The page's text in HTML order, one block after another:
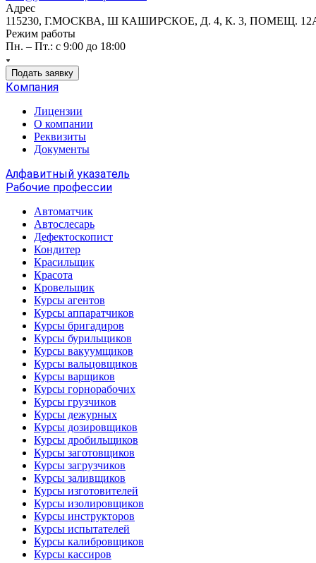
Адрес
115230, Г.МОСКВА, Ш КАШИРСКОЕ, Д. 4, К. 3, ПОМЕЩ.
Режим работы
Пн. – Пт.: с 9:00 до 18:00
Подать заявку
Компания
Лицензии
О компании
Реквизиты
Документы
Алфавитный указатель
Рабочие профессии
Автоматчик
Автослесарь
Дефектоскопист
Кондитер
Красильщик
Красота
Кровельщик
Курсы агентов
Курсы аппаратчиков
Курсы бригадиров
Курсы бурильщиков
Курсы вакуумщиков
Курсы вальцовщиков
Курсы варщиков
Курсы горнорабочих
Курсы грузчиков
Курсы дежурных
Курсы дозировщиков
Курсы дробильщиков
Курсы заготовщиков
Курсы загрузчиков
Курсы заливщиков
Курсы изготовителей
Курсы изолировщиков
Курсы инструкторов
Курсы испытателей
Курсы калибровщиков
Курсы кассиров